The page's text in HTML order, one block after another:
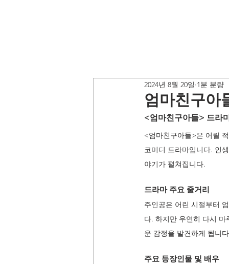
엄마친구아
2024년 8월 20일 1분 분량
<엄마친구아들> 드라
<엄마친구아들>은 어릴
코미디 드라마입니다. 인
야기가 펼쳐집니다.
드라마 주요 줄거리
주인공은 어린 시절부터
다. 하지만 우연히 다시
운 감정을 발견하게 됩니
주요 등장인물 및 배우